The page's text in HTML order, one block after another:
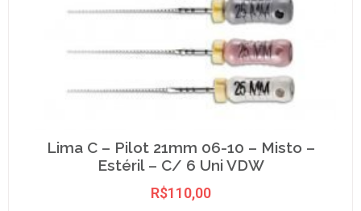
Lima C – Pilot 21mm 06-10 – Misto –
Estéril – C/ 6 Uni VDW
R$110,00